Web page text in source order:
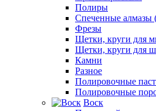
Полиры
Спеченные алмазы
Фрезы
Щетки, круги для
Щетки, круги для
Камни
Разное
Полировочные
Полировочные
Воск